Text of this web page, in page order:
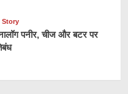
Story
पनीर, चीज और बटर पर